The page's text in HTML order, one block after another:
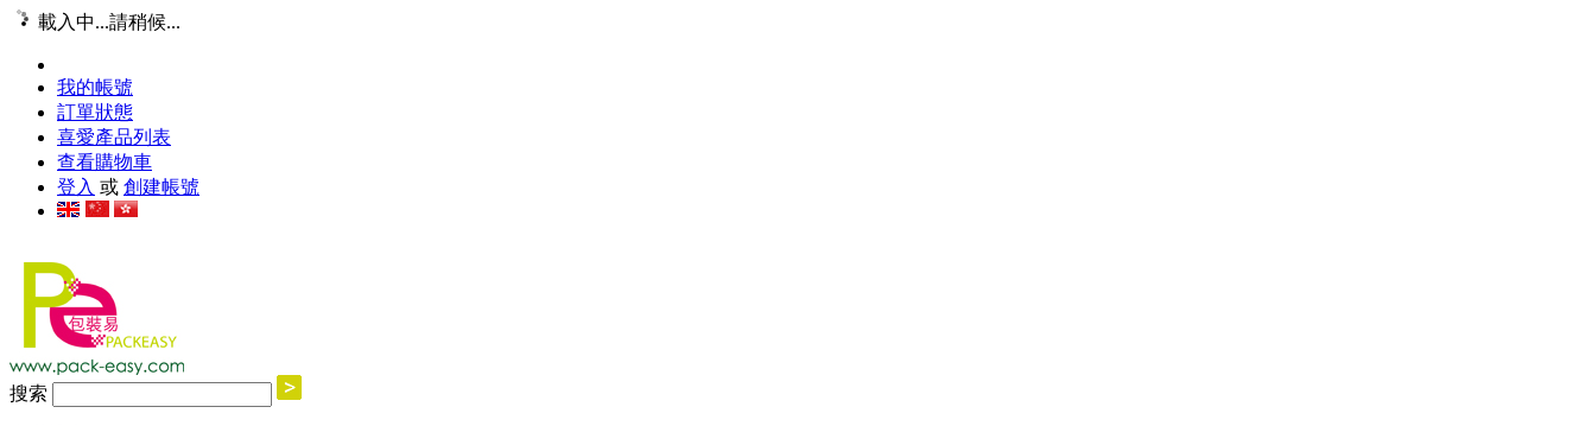
載入中...請稍候...
我的帳號
訂單狀態
喜愛產品列表
查看購物車
登入 或 創建帳號
搜索